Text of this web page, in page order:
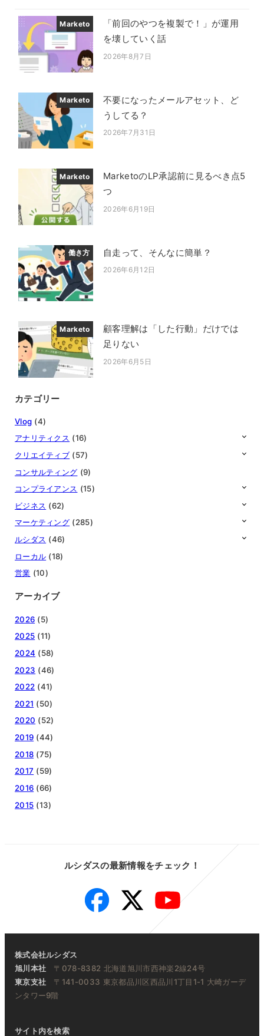
Marketo
「前回のやつを複製で！」が運用
を壊していく話
投稿日
2026年8月7日
Marketo
不要になったメールアセット、ど
うしてる？
投稿日
2026年7月31日
Marketo
MarketoのLP承認前に見るべき点5
つ
投稿日
2026年6月19日
働き方 自走って、そんなに簡単？
投稿日
2026年6月12日
Marketo
顧客理解は「した行動」だけでは
足りない
投稿日
2026年6月5日
カテゴリー
Vlog (4)
アナリティクス (16)
クリエイティブ (57)
コンサルティング (9)
コンプライアンス (15)
ビジネス (62)
マーケティング (285)
ルシダス (46)
ローカル (18)
営業 (10)
アーカイブ
2026 (5)
2025 (11)
2024 (58)
2023 (46)
2022 (41)
2021 (50)
2020 (52)
2019 (44)
2018 (75)
2017 (59)
2016 (66)
2015 (13)
ルシダスの最新情報をチェック！
Facebook Twitter YouTube
株式会社ルシダス
旭川本社 〒078-8382 北海道旭川市西神楽2線24号
東京支社 〒141-0033 東京都品川区西品川1丁目1-1 大崎ガーデ
ンタワー9階
サイト内を検索